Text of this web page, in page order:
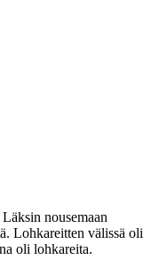
nousemaan
Lohkareitten välissä oli
oli lohkareita.